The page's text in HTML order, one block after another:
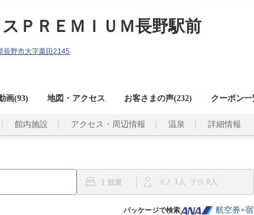
ＰＲＥＭＩＵＭ長野駅前
長野市大字栗田2145
画(93) 地図・アクセス お客さまの声(232) クーポン一
館内施設 アクセス・周辺情報 温泉 詳細情報
1 大人 1 子供 0
パッケージで検索 航空券+